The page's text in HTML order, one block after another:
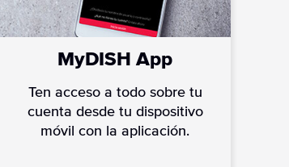
MyDISH App
Ten acceso a todo sobre tu
cuenta desde tu dispositivo
móvil con la aplicación.